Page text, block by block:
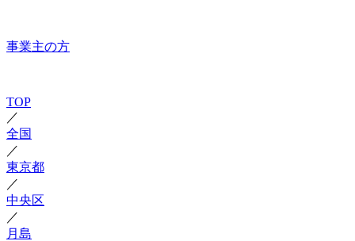
事業主の方
TOP
／
全国
／
東京都
／
中央区
／
月島